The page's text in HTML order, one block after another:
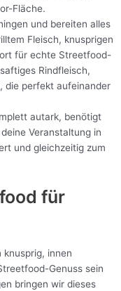
Fläche.
und bereiten alles
Fleisch, knusprigen
für echte Streetfood-
Rindfleisch,
die perfekt aufeinander
autark, benötigt
Veranstaltung in
und gleichzeitig zum
für
knusprig, innen
Genuss sein
bringen wir dieses